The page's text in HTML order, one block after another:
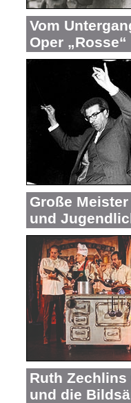
Vom
Oper „Rosse“
Große
und
Ruth Zechlins
und die